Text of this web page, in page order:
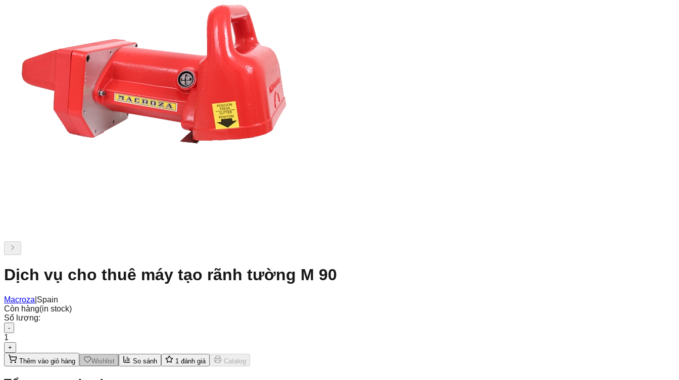
Dịch vụ cho thuê máy tạo rãnh tường M 90
Macroza Spain
Còn hàng(in stock)
Số lượng:
-
1
+
Thêm vào giỏ hàng
Wishlist So sánh 1 đánh giá Catalog